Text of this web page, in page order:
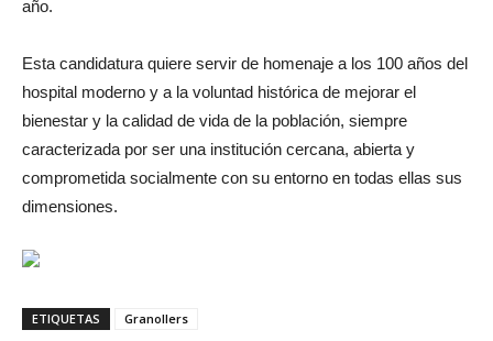
año.
Esta candidatura quiere servir de homenaje a los 100 años del
hospital moderno y a la voluntad histórica de mejorar el
bienestar y la calidad de vida de la población, siempre
caracterizada por ser una institución cercana, abierta y
comprometida socialmente con su entorno en todas ellas sus
dimensiones.
ETIQUETAS Granollers